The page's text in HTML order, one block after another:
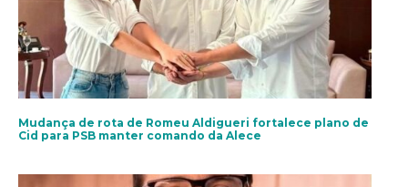
Mudança de rota de Romeu Aldigueri fortalece plano de
Cid para PSB manter comando da Alece